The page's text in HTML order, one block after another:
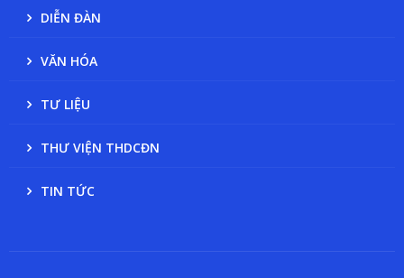
DIỄN ĐÀN
VĂN HÓA
TƯ LIỆU
THƯ VIỆN THDCĐN
TIN TỨC